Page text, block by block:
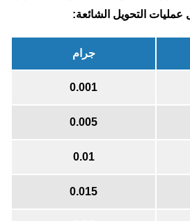
عمليات التحويل الشائعة:
جرام
0.001
0.005
0.01
0.015